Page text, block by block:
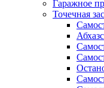
Гаражное
Точечная